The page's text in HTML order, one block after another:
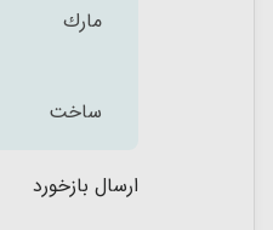
مارك
ساخت
ارسال بازخورد